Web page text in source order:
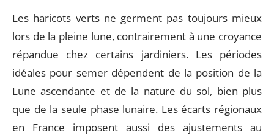
Les haricots verts ne germent pas toujours mieux
lors de la pleine lune, contrairement à une croyance
répandue chez certains jardiniers. Les périodes
idéales pour semer dépendent de la position de la
Lune ascendante et de la nature du sol, bien plus
que de la seule phase lunaire. Les écarts régionaux
en France imposent aussi des ajustements au